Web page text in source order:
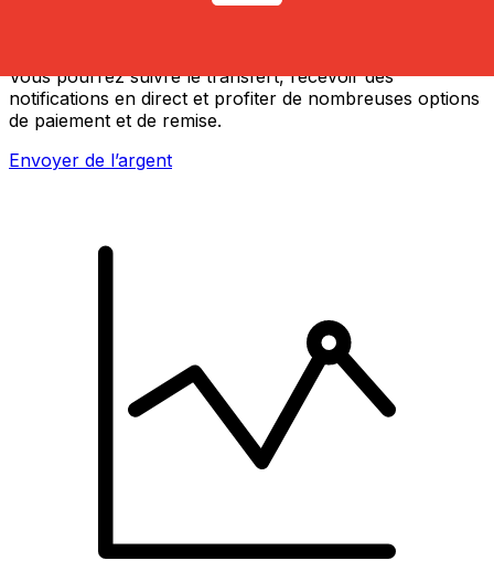
Transferts d'argent internationaux avec Xe
Vous pourrez suivre le transfert, recevoir des
notifications en direct et profiter de nombreuses options
de paiement et de remise.
Envoyer de l’argent